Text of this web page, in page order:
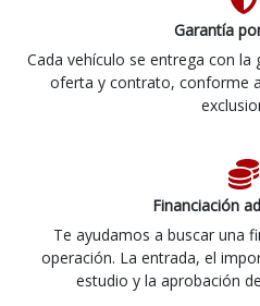
Garantía
Cada vehículo se entrega con la
oferta y contrato, conforme
Financiación
Te ayudamos a buscar una
operación. La entrada, el
estudio y la aprobación